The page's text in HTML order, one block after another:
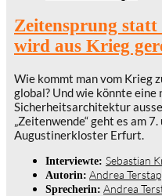
Zeitensprung statt
wird aus Krieg
Wie kommt man vom Krieg
global? Und wie könnte eine
Sicherheitsarchitektur
„Zeitenwende“ geht es am
Augustinerkloster Erfurt.
Interviewte: Sebastian
Autorin: Andrea
Sprecherin: Andrea